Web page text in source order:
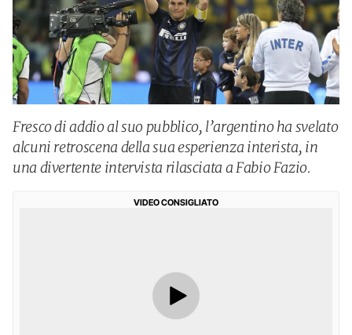
Fresco di addio al suo pubblico, l’argentino ha svelato
alcuni retroscena della sua esperienza interista, in
una divertente intervista rilasciata a Fabio Fazio.
VIDEO CONSIGLIATO